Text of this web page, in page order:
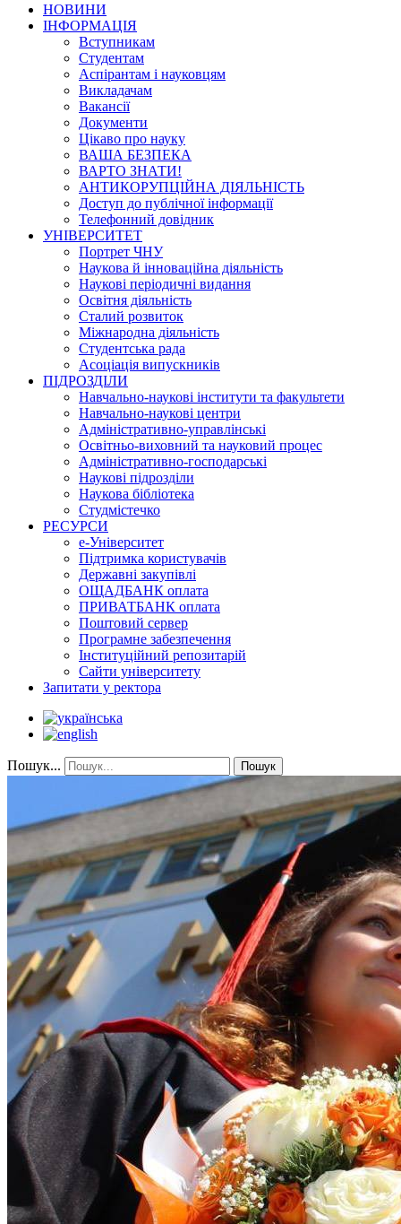
НОВИНИ
ІНФОРМАЦІЯ
Вступникам
Студентам
Аспірантам і науковцям
Викладачам
Вакансії
Документи
Цікаво про науку
ВАША БЕЗПЕКА
ВАРТО ЗНАТИ!
АНТИКОРУПЦІЙНА ДІЯЛЬНІСТЬ
Доступ до публічної інформації
Телефонний довідник
УНІВЕРСИТЕТ
Портрет ЧНУ
Наукова й інноваційна діяльність
Наукові періодичні видання
Освітня діяльність
Сталий розвиток
Міжнародна діяльність
Студентська рада
Асоціація випускників
ПІДРОЗДІЛИ
Навчально-наукові інститути та факультети
Навчально-наукові центри
Адміністративно-управлінські
Освітньо-виховний та науковий процес
Адміністративно-господарські
Наукові підрозділи
Наукова бібліотека
Студмістечко
РЕСУРСИ
е-Університет
Підтримка користувачів
Державні закупівлі
ОЩАДБАНК оплата
ПРИВАТБАНК оплата
Поштовий сервер
Програмне забезпечення
Інституційний репозитарій
Сайти університету
Запитати у ректора
Пошук... Пошук